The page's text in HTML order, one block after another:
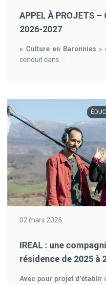
APPEL À PROJETS
2026-2027
« Culture en Baronnies »
conduit dans ...
02 mars 2026
IREAL : une
résidence de 2025 à
Avec pour projet d’établir